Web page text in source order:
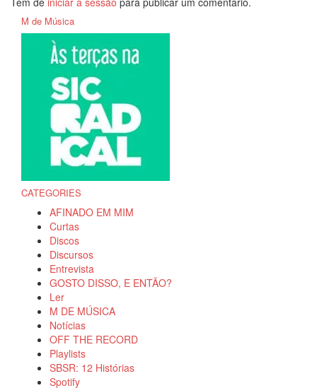
M de Música
CATEGORIES
AFINADO EM MIM
Curtas
Discos
Discursos
Entrevista
GOSTO DISSO, E ENTÃO?
Ler
M DE MÚSICA
Notícias
OFF THE RECORD
Playlists
SBSR: 12 Histórias
Spotify